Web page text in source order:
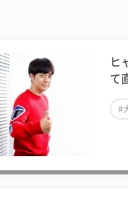
ヒ
て
#